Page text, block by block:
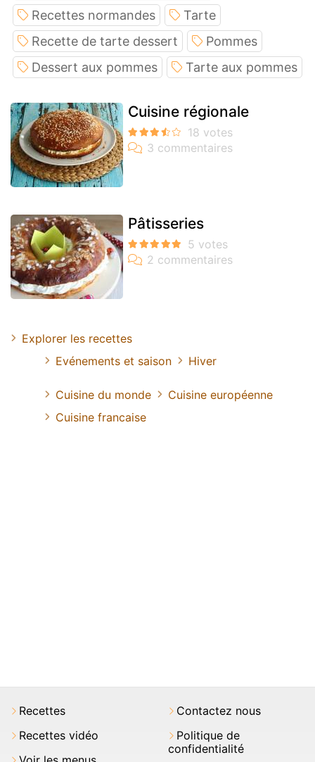
Recettes normandes
Tarte
Recette de tarte dessert
Pommes
Dessert aux pommes
Tarte aux pommes
Cuisine régionale
Pâtisseries
Explorer les recettes
Evénements et saison
Hiver
Cuisine du monde
Cuisine européenne
Cuisine francaise
Recettes
Recettes vidéo
Contactez nous
Politique de
confidentialité